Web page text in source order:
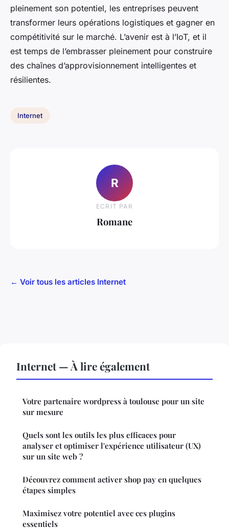
pleinement son potentiel, les entreprises peuvent
transformer leurs opérations logistiques et gagner en
compétitivité sur le marché. L’avenir est à l’IoT, et il
est temps de l’embrasser pleinement pour construire
des chaînes d’approvisionnement intelligentes et
résilientes.
Internet
R
ECRIT PAR
Romane
← Voir tous les articles Internet
Internet — À lire également
Votre partenaire wordpress à toulouse pour un site
sur mesure
Quels sont les outils les plus efficaces pour
analyser et optimiser l'expérience utilisateur (UX)
sur un site web ?
Découvrez comment activer shop pay en quelques
étapes simples
Maximisez votre potentiel avec ces plugins
essentiels